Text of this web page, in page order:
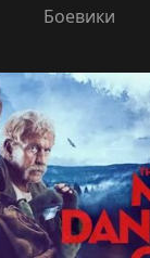
Боевики